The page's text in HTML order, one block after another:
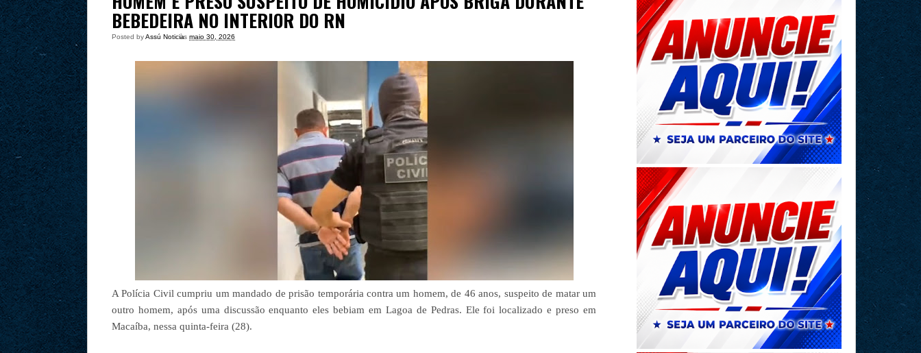
BEBEDEIRA NO INTERIOR DO RN
Posted byAssú Noticia
às maio 30, 2026
A Polícia Civil cumpriu um mandado de prisão temporária contra um homem, de 46 anos, suspeito de matar um
outro homem, após uma discussão enquanto eles bebiam em Lagoa de Pedras. Ele foi localizado e preso em
Macaíba, nessa quinta-feira (28).